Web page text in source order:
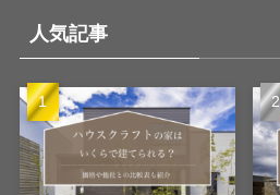
人気記事